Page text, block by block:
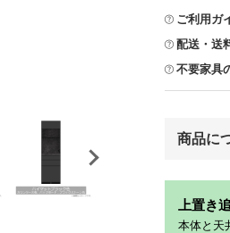
ご利用ガ
配送・送
不要家具
商品に
上置き
本体と天